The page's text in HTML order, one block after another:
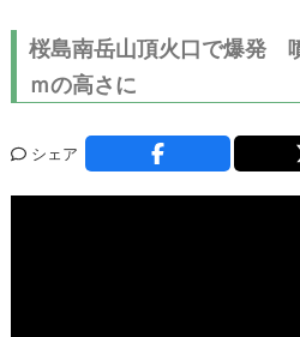
桜島南岳山頂火口で爆発
ｍの高さに
シェア